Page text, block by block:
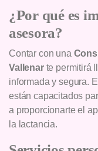
¿Por qué es
asesora?
Contar con una
Vallenarte permitirá
informada y segura.
están capacitados
a proporcionarte el
la lactancia.